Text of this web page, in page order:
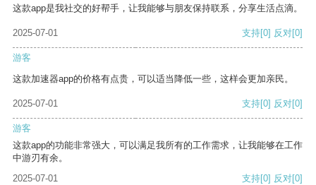
这款app是我社交的好帮手，让我能够与朋友保持联系，分享生活点滴。
2025-07-01 支持[0] 反对[0]
游客
这款加速器app的价格有点贵，可以适当降低一些，这样会更加亲民。
2025-07-01 支持[0] 反对[0]
游客
这款app的功能非常强大，可以满足我所有的工作需求，让我能够在工作
中游刃有余。
2025-07-01
支持[0] 反对[0]